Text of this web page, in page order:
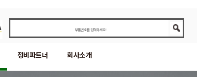
정비파트너 회사소개